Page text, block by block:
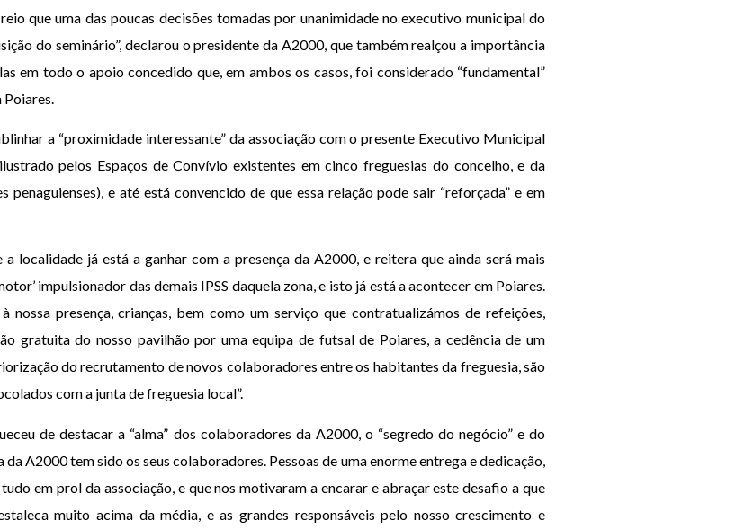
que uma das poucas decisões tomadas por unanimidade no executivo municipal do
do seminário”, declarou o presidente da A2000, que também realçou a importância
em todo o apoio concedido que, em ambos os casos, foi considerado “fundamental”
a “proximidade interessante” da associação com o presente Executivo Municipal
pelos Espaços de Convívio existentes em cinco freguesias do concelho, e da
e até está convencido de que essa relação pode sair “reforçada” e em
localidade já está a ganhar com a presença da A2000, e reitera que ainda será mais
impulsionador das demais IPSS daquela zona, e isto já está a acontecer em Poiares.
nossa presença, crianças, bem como um serviço que contratualizámos de refeições,
gratuita do nosso pavilhão por uma equipa de futsal de Poiares, a cedência de um
do recrutamento de novos colaboradores entre os habitantes da freguesia, são
com a junta de freguesia local”.
de destacar a “alma” dos colaboradores da A2000, o “segredo do negócio” e do
A2000 tem sido os seus colaboradores. Pessoas de uma enorme entrega e dedicação,
em prol da associação, e que nos motivaram a encarar e abraçar este desafio a que
muito acima da média, e as grandes responsáveis pelo nosso crescimento e